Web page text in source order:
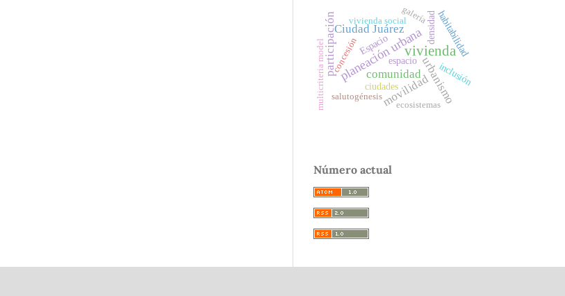
vivienda
planeación urbana
comunidad
movilidad
participación
urbanismo
Ciudad Juárez
espacio
densidad
Espacio habitabilidad
inclusión
ciudades
multicriteria model
vivienda social
concesión
salutogénesis
galería
ecosistemas
Número actual